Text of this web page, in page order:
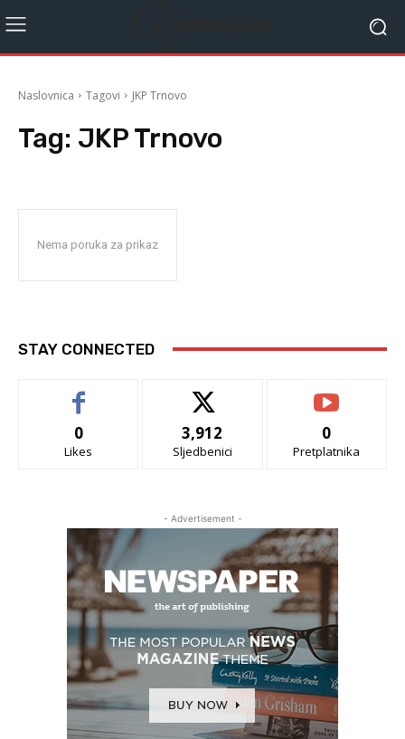
Naslovnica Tagovi JKP Trnovo
Tag: JKP Trnovo
Nema poruka za prikaz
STAY CONNECTED
0
Likes
3,912
Sljedbenici
0
Pretplatnika
- Advertisement -